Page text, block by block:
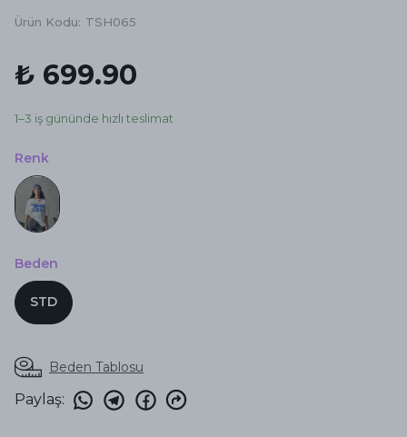
Ürün Kodu: TSH065
₺ 699.90
1–3 iş gününde hızlı teslimat
Renk
Beden
STD
Beden Tablosu
Paylaş: